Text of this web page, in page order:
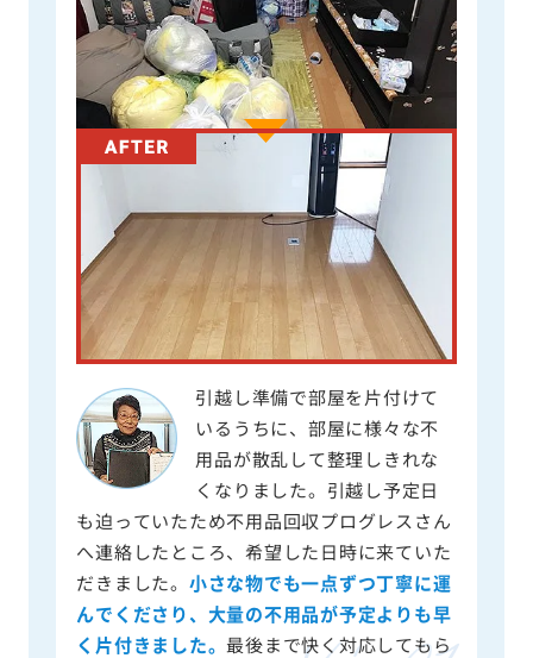
引越し準備で部屋を片付けて
いるうちに、部屋に様々な不
用品が散乱して整理しきれな
くなりました。引越し予定日
も迫っていたため不用品回収プログレスさん
へ連絡したところ、希望した日時に来ていた
だきました。 小さな物でも一点ずつ丁寧に運
んでくださり、大量の不用品が予定よりも早
く片付きました。 最後まで快く対応してもら